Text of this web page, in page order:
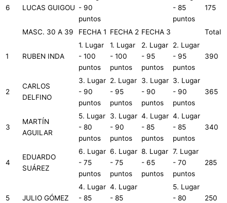
6 LUCAS GUIGOU - 90
puntos
- 85
puntos
175
MASC. 30 A 39 FECHA 1 FECHA 2 FECHA 3 Total
1 RUBEN INDA
1. Lugar
- 100
puntos
1. Lugar
- 100
puntos
2. Lugar
- 95
puntos
2. Lugar
- 95
puntos
390
2
CARLOS
DELFINO
3. Lugar
- 90
puntos
2. Lugar
- 95
puntos
3. Lugar
- 90
puntos
3. Lugar
- 90
puntos
365
3
MARTÍN
AGUILAR
5. Lugar
- 80
puntos
3. Lugar
- 90
puntos
4. Lugar
- 85
puntos
4. Lugar
- 85
puntos
340
4
EDUARDO
SUÁREZ
6. Lugar
- 75
puntos
6. Lugar
- 75
puntos
8. Lugar
- 65
puntos
7. Lugar
- 70
puntos
285
5 JULIO GÓMEZ
4. Lugar
- 85
4. Lugar
- 85
5. Lugar
- 80
250